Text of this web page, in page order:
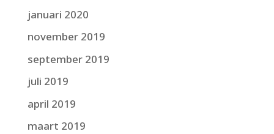
januari 2020
november 2019
september 2019
juli 2019
april 2019
maart 2019